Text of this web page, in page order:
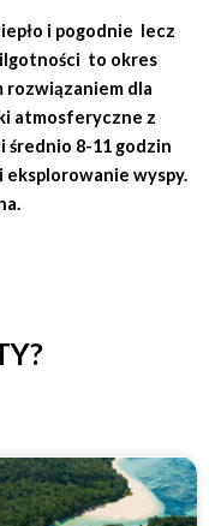
i pogodnie lecz
to okres
rozwiązaniem dla
atmosferyczne z
średnio 8-11 godzin
eksplorowanie wyspy.